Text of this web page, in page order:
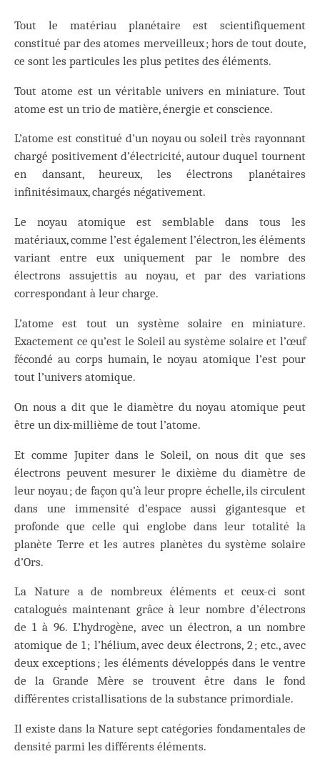
Tout le matériau planétaire est scientifiquement
constitué par des atomes merveilleux ; hors de tout doute,
ce sont les particules les plus petites des éléments.
Tout atome est un véritable univers en miniature. Tout
atome est un trio de matière, énergie et conscience.
L’atome est constitué d’un noyau ou soleil très rayonnant
chargé positivement d’électricité, autour duquel tournent
en dansant, heureux, les électrons planétaires
infinitésimaux, chargés négativement.
Le noyau atomique est semblable dans tous les
matériaux, comme l’est également l’électron, les éléments
variant entre eux uniquement par le nombre des
électrons assujettis au noyau, et par des variations
correspondant à leur charge.
L’atome est tout un système solaire en miniature.
Exactement ce qu’est le Soleil au système solaire et l’œuf
fécondé au corps humain, le noyau atomique l’est pour
tout l’univers atomique.
On nous a dit que le diamètre du noyau atomique peut
être un dix-millième de tout l’atome.
Et comme Jupiter dans le Soleil, on nous dit que ses
électrons peuvent mesurer le dixième du diamètre de
leur noyau ; de façon qu’à leur propre échelle, ils circulent
dans une immensité d’espace aussi gigantesque et
profonde que celle qui englobe dans leur totalité la
planète Terre et les autres planètes du système solaire
d’Ors.
La Nature a de nombreux éléments et ceux-ci sont
catalogués maintenant grâce à leur nombre d’électrons
de 1 à 96. L’hydrogène, avec un électron, a un nombre
atomique de 1 ; l’hélium, avec deux électrons, 2 ; etc., avec
deux exceptions ; les éléments développés dans le ventre
de la Grande Mère se trouvent être dans le fond
différentes cristallisations de la substance primordiale.
Il existe dans la Nature sept catégories fondamentales de
densité parmi les différents éléments.